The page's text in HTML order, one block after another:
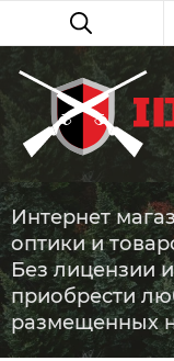
Интернет
оптики и
Без лицензии
приобрести
размещенных